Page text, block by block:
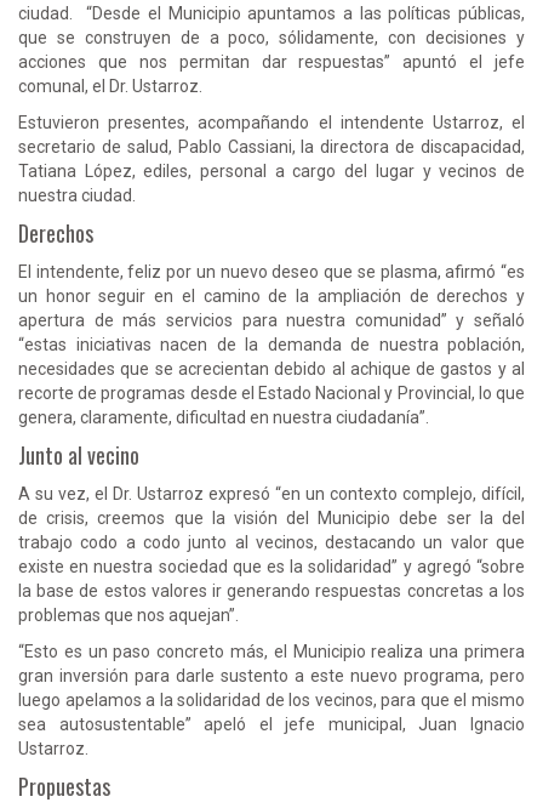
ciudad. “Desde el Municipio apuntamos a las políticas públicas,
que se construyen de a poco, sólidamente, con decisiones y
acciones que nos permitan dar respuestas” apuntó el jefe
comunal, el Dr. Ustarroz.
Estuvieron presentes, acompañando el intendente Ustarroz, el
secretario de salud, Pablo Cassiani, la directora de discapacidad,
Tatiana López, ediles, personal a cargo del lugar y vecinos de
nuestra ciudad.
Derechos
El intendente, feliz por un nuevo deseo que se plasma, afirmó “es
un honor seguir en el camino de la ampliación de derechos y
apertura de más servicios para nuestra comunidad” y señaló
“estas iniciativas nacen de la demanda de nuestra población,
necesidades que se acrecientan debido al achique de gastos y al
recorte de programas desde el Estado Nacional y Provincial, lo que
genera, claramente, dificultad en nuestra ciudadanía”.
Junto al vecino
A su vez, el Dr. Ustarroz expresó “en un contexto complejo, difícil,
de crisis, creemos que la visión del Municipio debe ser la del
trabajo codo a codo junto al vecinos, destacando un valor que
existe en nuestra sociedad que es la solidaridad” y agregó “sobre
la base de estos valores ir generando respuestas concretas a los
problemas que nos aquejan”.
“Esto es un paso concreto más, el Municipio realiza una primera
gran inversión para darle sustento a este nuevo programa, pero
luego apelamos a la solidaridad de los vecinos, para que el mismo
sea autosustentable” apeló el jefe municipal, Juan Ignacio
Ustarroz.
Propuestas